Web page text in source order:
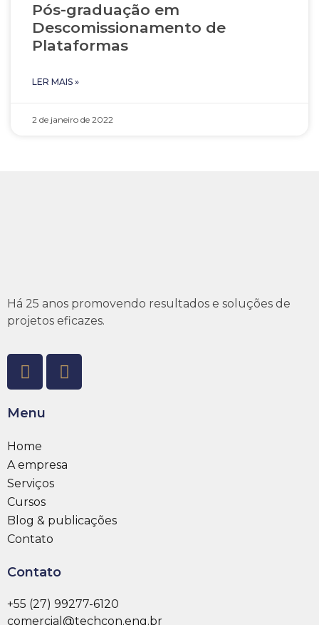
Pós-graduação em
Descomissionamento de
Plataformas
LER MAIS »
2 de janeiro de 2022
Há 25 anos promovendo resultados e soluções de
projetos eficazes.
Menu
Home
A empresa
Serviços
Cursos
Blog & publicações
Contato
Contato
+55 (27) 99277-6120
comercial@techcon.eng.br